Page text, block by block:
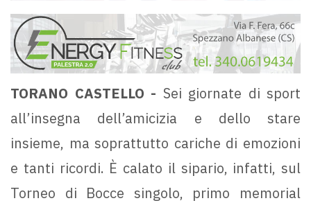
TORANO CASTELLO - Sei giornate di sport
all’insegna dell’amicizia e dello stare
insieme, ma soprattutto cariche di emozioni
e tanti ricordi. È calato il sipario, infatti, sul
Torneo di Bocce singolo, primo memorial